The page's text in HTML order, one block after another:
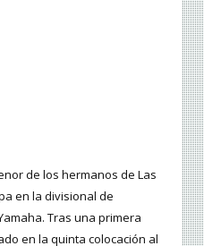
de los hermanos de Las
en la divisional de
Tras una primera
en la quinta colocación al